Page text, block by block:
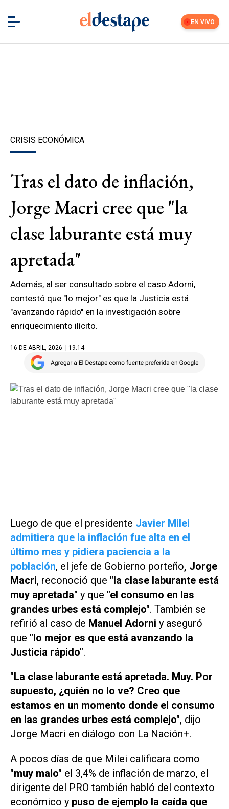
EN VIVO
CRISIS ECONÓMICA
Tras el dato de inflación,
Jorge Macri cree que "la
clase laburante está muy
apretada"
Además, al ser consultado sobre el caso Adorni,
contestó que "lo mejor" es que la Justicia está
"avanzando rápido" en la investigación sobre
enriquecimiento ilícito.
16 DE ABRIL, 2026 | 19.14
Luego de que el presidente Javier Milei
admitiera que la inflación fue alta en el
último mes y pidiera paciencia a la
población, el jefe de Gobierno porteño, Jorge
Macri, reconoció que "la clase laburante está
muy apretada" y que "el consumo en las
grandes urbes está complejo". También se
refirió al caso de Manuel Adorni y aseguró
que "lo mejor es que está avanzando la
Justicia rápido".
"La clase laburante está apretada. Muy. Por
supuesto, ¿quién no lo ve? Creo que
estamos en un momento donde el consumo
en las grandes urbes está complejo", dijo
Jorge Macri en diálogo con La Nación+.
A pocos días de que Milei calificara como
"muy malo" el 3,4% de inflación de marzo, el
dirigente del PRO también habló del contexto
económico y puso de ejemplo la caída que